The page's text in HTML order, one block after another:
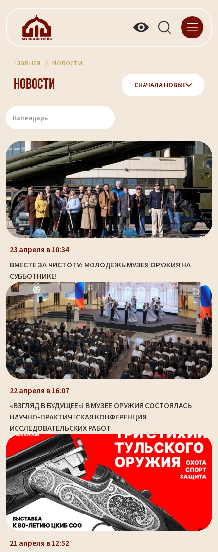
Главная Новости
Новости СНАЧАЛА НОВЫЕ
23 апреля в 10:34
ВМЕСТЕ ЗА ЧИСТОТУ: МОЛОДЕЖЬ МУЗЕЯ ОРУЖИЯ НА
СУББОТНИКЕ!
22 апреля в 16:07
«ВЗГЛЯД В БУДУЩЕЕ»! В МУЗЕЕ ОРУЖИЯ СОСТОЯЛАСЬ
НАУЧНО-ПРАКТИЧЕСКАЯ КОНФЕРЕНЦИЯ
ИССЛЕДОВАТЕЛЬСКИХ РАБОТ
21 апреля в 12:52